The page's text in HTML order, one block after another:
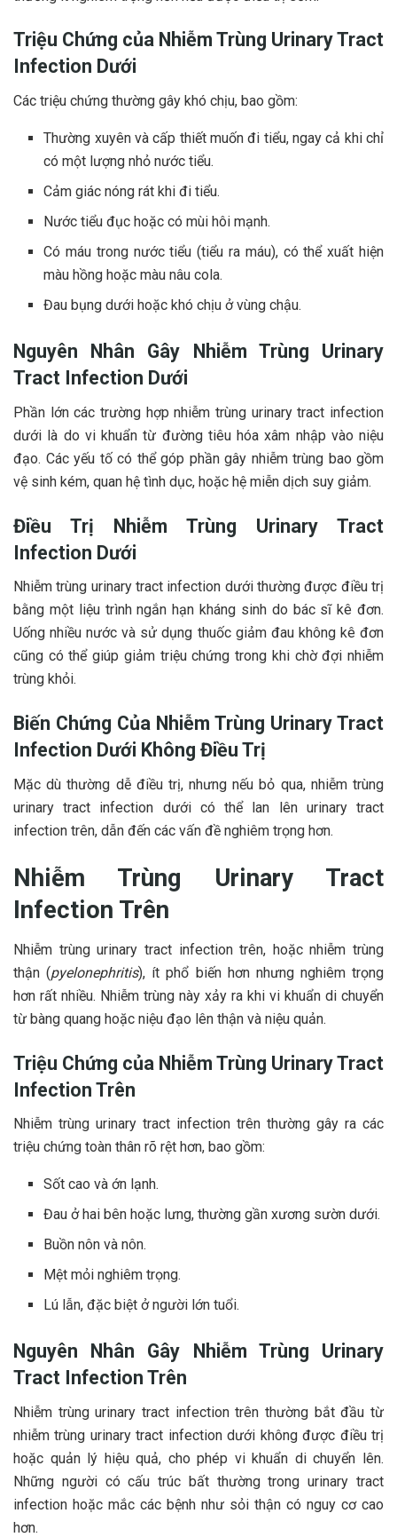
Triệu Chứng của Nhiễm Trùng Urinary Tract
Infection Dưới
Các triệu chứng thường gây khó chịu, bao gồm:
Thường xuyên và cấp thiết muốn đi tiểu, ngay cả khi chỉ
có một lượng nhỏ nước tiểu.
Cảm giác nóng rát khi đi tiểu.
Nước tiểu đục hoặc có mùi hôi mạnh.
Có máu trong nước tiểu (tiểu ra máu), có thể xuất hiện
màu hồng hoặc màu nâu cola.
Đau bụng dưới hoặc khó chịu ở vùng chậu.
Nguyên Nhân Gây Nhiễm Trùng Urinary
Tract Infection Dưới
Phần lớn các trường hợp nhiễm trùng urinary tract infection
dưới là do vi khuẩn từ đường tiêu hóa xâm nhập vào niệu
đạo. Các yếu tố có thể góp phần gây nhiễm trùng bao gồm
vệ sinh kém, quan hệ tình dục, hoặc hệ miễn dịch suy giảm.
Điều Trị Nhiễm Trùng Urinary Tract
Infection Dưới
Nhiễm trùng urinary tract infection dưới thường được điều trị
bằng một liệu trình ngắn hạn kháng sinh do bác sĩ kê đơn.
Uống nhiều nước và sử dụng thuốc giảm đau không kê đơn
cũng có thể giúp giảm triệu chứng trong khi chờ đợi nhiễm
trùng khỏi.
Biến Chứng Của Nhiễm Trùng Urinary Tract
Infection Dưới Không Điều Trị
Mặc dù thường dễ điều trị, nhưng nếu bỏ qua, nhiễm trùng
urinary tract infection dưới có thể lan lên urinary tract
infection trên, dẫn đến các vấn đề nghiêm trọng hơn.
Nhiễm Trùng Urinary Tract
Infection Trên
Nhiễm trùng urinary tract infection trên, hoặc nhiễm trùng
thận (pyelonephritis), ít phổ biến hơn nhưng nghiêm trọng
hơn rất nhiều. Nhiễm trùng này xảy ra khi vi khuẩn di chuyển
từ bàng quang hoặc niệu đạo lên thận và niệu quản.
Triệu Chứng của Nhiễm Trùng Urinary Tract
Infection Trên
Nhiễm trùng urinary tract infection trên thường gây ra các
triệu chứng toàn thân rõ rệt hơn, bao gồm:
Sốt cao và ớn lạnh.
Đau ở hai bên hoặc lưng, thường gần xương sườn dưới.
Buồn nôn và nôn.
Mệt mỏi nghiêm trọng.
Lú lẫn, đặc biệt ở người lớn tuổi.
Nguyên Nhân Gây Nhiễm Trùng Urinary
Tract Infection Trên
Nhiễm trùng urinary tract infection trên thường bắt đầu từ
nhiễm trùng urinary tract infection dưới không được điều trị
hoặc quản lý hiệu quả, cho phép vi khuẩn di chuyển lên.
Những người có cấu trúc bất thường trong urinary tract
infection hoặc mắc các bệnh như sỏi thận có nguy cơ cao
hơn.